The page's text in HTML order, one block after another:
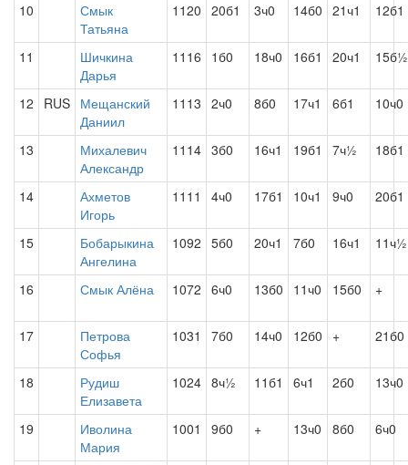
10
Смык
Татьяна
1120 20б1 3ч0 14б0 21ч1 12б1
11
Шичкина
Дарья
1116 1б0 18ч0 16б1 20ч1 15б½
12 RUS Мещанский
Даниил
1113 2ч0 8б0 17ч1 6б1 10ч0
13
Михалевич
Александр
1114 3б0 16ч1 19б1 7ч½ 18б1
14
Ахметов
Игорь
1111 4ч0 17б1 10ч1 9ч0 20б1
15
Бобарыкина
Ангелина
1092 5б0 20ч1 7б0 16ч1 11ч½
16 Смык Алёна 1072 6ч0 13б0 11ч0 15б0 +
17
Петрова
Софья
1031 7б0 14ч0 12б0 + 21б0
18
Рудиш
Елизавета
1024 8ч½ 11б1 6ч1 2б0 13ч0
19
Иволина
Мария
1001 9б0 + 13ч0 8б0 6ч0